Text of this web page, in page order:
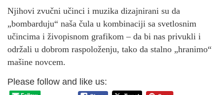
Njihovi zvučni učinci i muzika dizajnirani su da
„bombarduju“ naša čula u kombinaciji sa svetlosnim
učincima i živopisnom grafikom – da bi nas privukli i
održali u dobrom raspoloženju, tako da stalno „hranimo“
mašine novcem.
Please follow and like us: